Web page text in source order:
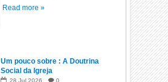
Read more »
Um pouco sobre : A Doutrina
Social da Igreja
28 Jul 2026 0